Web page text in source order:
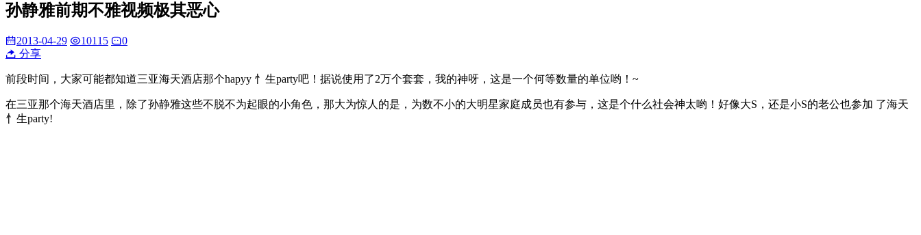
孙静雅前期不雅视频极其恶心
2013-04-29 10115
0
分享
前段时间，大家可能都知道三亚海天酒店那个hapyy 忄生party吧！据说使用了2万个套套，我的神呀，这是一个何等数量的单位哟！~
在三亚那个海天酒店里，除了孙静雅这些不脱不为起眼的小角色，那大为惊人的是，为数不小的大明星家庭成员也有参与，这是个什么社会神太哟！好像大S，还是小S的老公也参加 了海天
忄生party!